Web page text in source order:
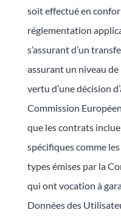
soit effectué en
réglementation
s’assurant d’un
assurant un niveau
vertu d’une décision
Commission
que les contrats
spécifiques comme
types émises par la
qui ont vocation à
Données des